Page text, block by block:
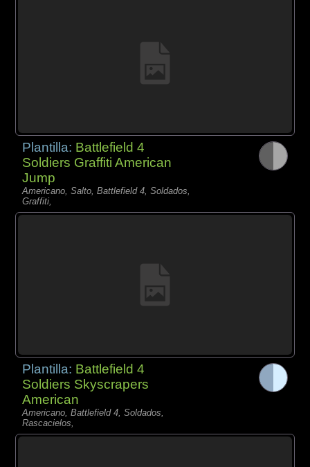
Plantilla: Battlefield 4
Soldiers Graffiti American
Jump
Americano, Salto, Battlefield 4, Soldados,
Graffiti,
Plantilla: Battlefield 4
Soldiers Skyscrapers
American
Americano, Battlefield 4, Soldados,
Rascacielos,